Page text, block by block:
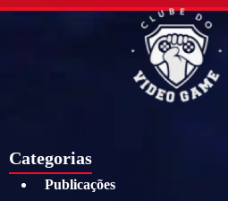
Categorias
Publicações